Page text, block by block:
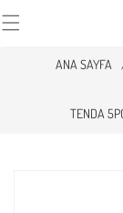
ANA SAYFA
TENDA